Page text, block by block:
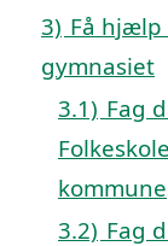
3) Få hjælp
gymnasiet
3.1) Fag
kommune
3.2) Fag